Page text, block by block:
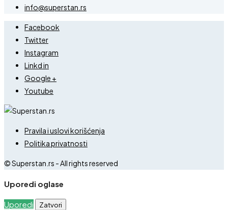
info@superstan.rs
Facebook
Twitter
Instagram
Linkd in
Google +
Youtube
Pravila i uslovi korišćenja
Politika privatnosti
© Superstan.rs - All rights reserved
Uporedi oglase
Uporedi Zatvori